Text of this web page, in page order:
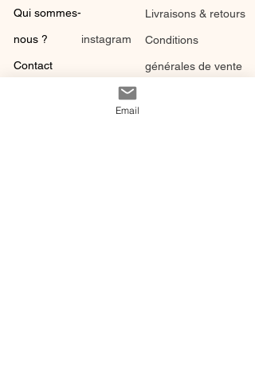
Qui sommes-
nous ?
Contact
instagram
Livraisons & retours
Conditions
générales de vente
Email